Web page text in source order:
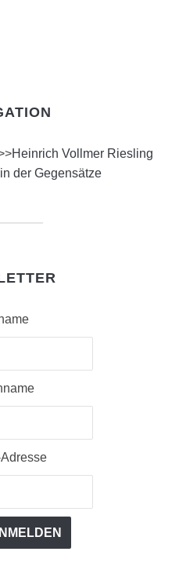
Heinrich Vollmer Riesling
der Gegensätze